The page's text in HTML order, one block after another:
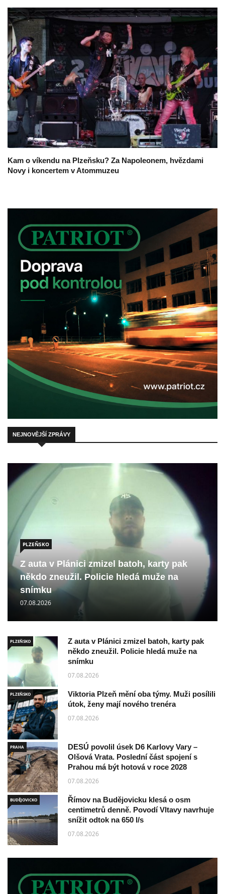
Kam o víkendu na Plzeňsku? Za Napoleonem, hvězdami
Novy i koncertem v Atommuzeu
NEJNOVĚJŠÍ ZPRÁVY
PLZEŇSKO
Z auta v Plánici zmizel batoh, karty pak
někdo zneužil. Policie hledá muže na
snímku
07.08.2026
PLZEŇSKO
Z auta v Plánici zmizel batoh, karty pak
někdo zneužil. Policie hledá muže na
snímku
07.08.2026
PLZEŇSKO
Viktoria Plzeň mění oba týmy. Muži posílili
útok, ženy mají nového trenéra
07.08.2026
PRAHA
DESÚ povolil úsek D6 Karlovy Vary –
Olšová Vrata. Poslední část spojení s
Prahou má být hotová v roce 2028
07.08.2026
BUDĚJOVICKO
Římov na Budějovicku klesá o osm
centimetrů denně. Povodí Vltavy navrhuje
snížit odtok na 650 l/s
07.08.2026